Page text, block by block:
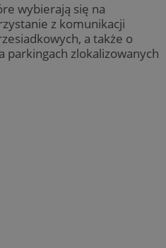
wybierają się na
z komunikacji
a także o
parkingach zlokalizowanych